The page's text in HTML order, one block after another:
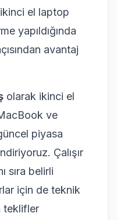
el laptop
yapıldığında
avantaj
olarak ikinci el
ve
piyasa
Çalışır
sıra belirli
için de teknik
teklifler